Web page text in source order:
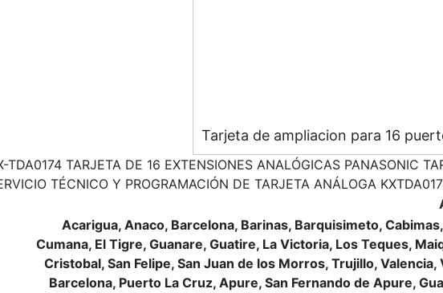
Tarjeta de ampliacion para 16
TDA0174 TARJETA DE 16 EXTENSIONES ANALÓGICAS PANASONIC
TÉCNICO Y PROGRAMACIÓN DE TARJETA ANÁLOGA
Acarigua, Anaco, Barcelona, Barinas, Barquisimeto,
Cumana, El Tigre, Guanare, Guatire, La Victoria, Los Teques,
Cristobal, San Felipe, San Juan de los Morros, Trujillo,
Barcelona, Puerto La Cruz, Apure, San Fernando de Apure,